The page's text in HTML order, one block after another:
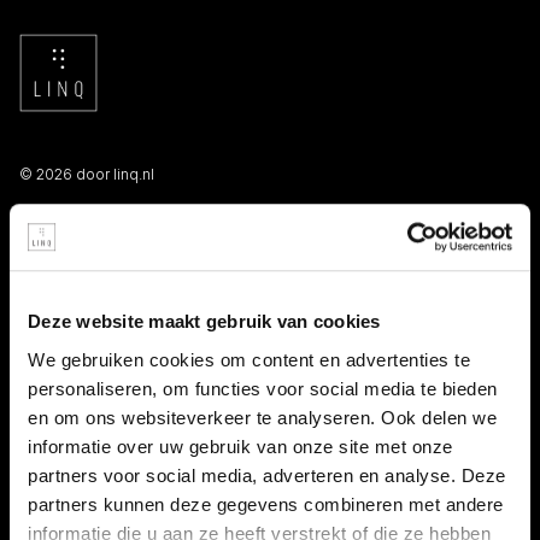
Deze website maakt gebruik van cookies
We gebruiken cookies om content en advertenties te
personaliseren, om functies voor social media te bieden
en om ons websiteverkeer te analyseren. Ook delen we
informatie over uw gebruik van onze site met onze
partners voor social media, adverteren en analyse. Deze
partners kunnen deze gegevens combineren met andere
informatie die u aan ze heeft verstrekt of die ze hebben
© 2026 door linq.nl
LINKS
Persooneelsgids uitzendkrachten
Antidiscriminatiebeleid
Klacht indienen